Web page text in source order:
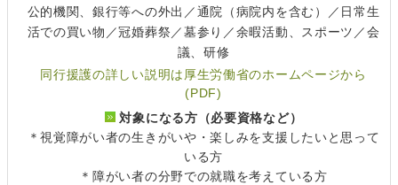
公的機関、銀行等への外出／通院（病院内を含む）／日常生
活での買い物／冠婚葬祭／墓参り／余暇活動、スポーツ／会
議、研修
同行援護の詳しい説明は厚生労働省のホームページから
(PDF)
対象になる方（必要資格など）
＊視覚障がい者の生きがいや・楽しみを支援したいと思って
いる方
＊障がい者の分野での就職を考えている方